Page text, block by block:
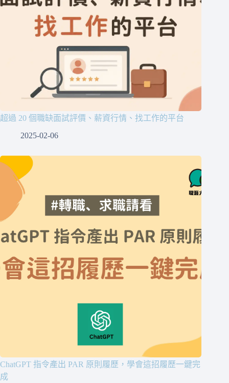
超過 20 個職缺面試評價、薪資行情、找工作的平台
2025-02-06
ChatGPT 指令產出 PAR 原則履歷，學會這招履歷一鍵完
成